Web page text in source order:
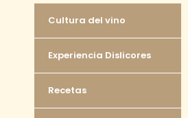
Cultura del vino
Experiencia Dislicores
Recetas